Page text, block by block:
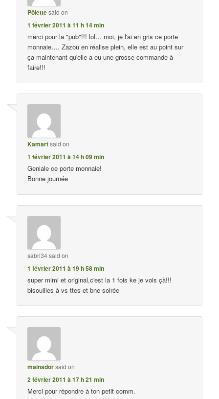
Pôlettesaid on
1 février 2011 à 11 h 14 min
merci pour la "pub"!!! lol… moi, je l'ai en gris ce porte
monnaie…. Zazou en réalise plein, elle est au point sur
ça maintenant qu'elle a eu une grosse commande à
faire!!!
Kamartsaid on
1 février 2011 à 14 h 09 min
Geniale ce porte monnaie!
Bonne journée
sabri34said on
1 février 2011 à 19 h 58 min
super mimi et original,c'est la 1 fois ke je vois çà!!!
bisouilles à vs ttes et bne soirée
mainsdorsaid on
2 février 2011 à 17 h 21 min
Merci pour répondre à ton petit comm.